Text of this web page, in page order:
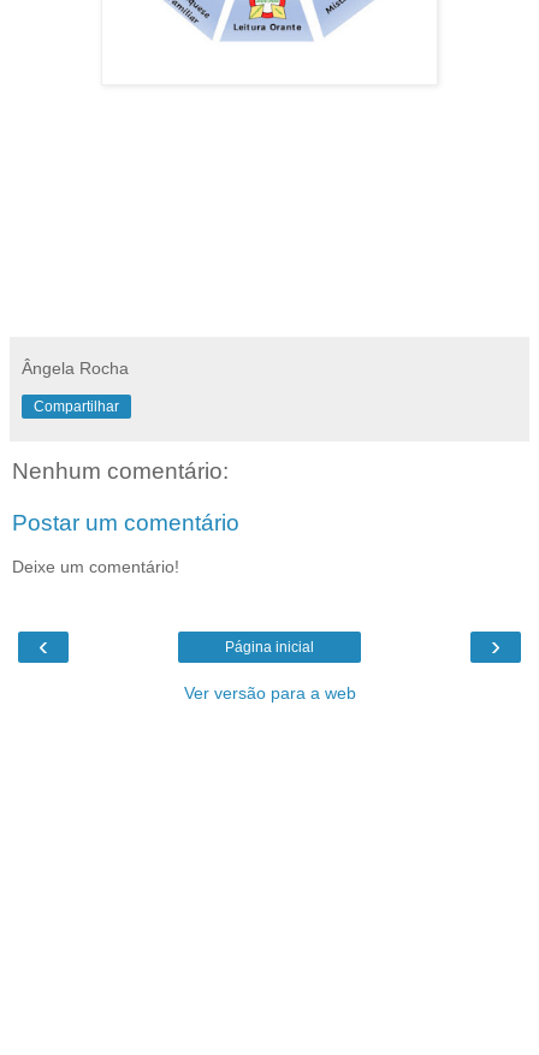
Ângela Rocha
Compartilhar
Nenhum comentário:
Postar um comentário
Deixe um comentário!
‹ ›
Página inicial
Ver versão para a web